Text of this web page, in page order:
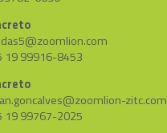
19 99916-8453
zitc.com
19 99767-2025